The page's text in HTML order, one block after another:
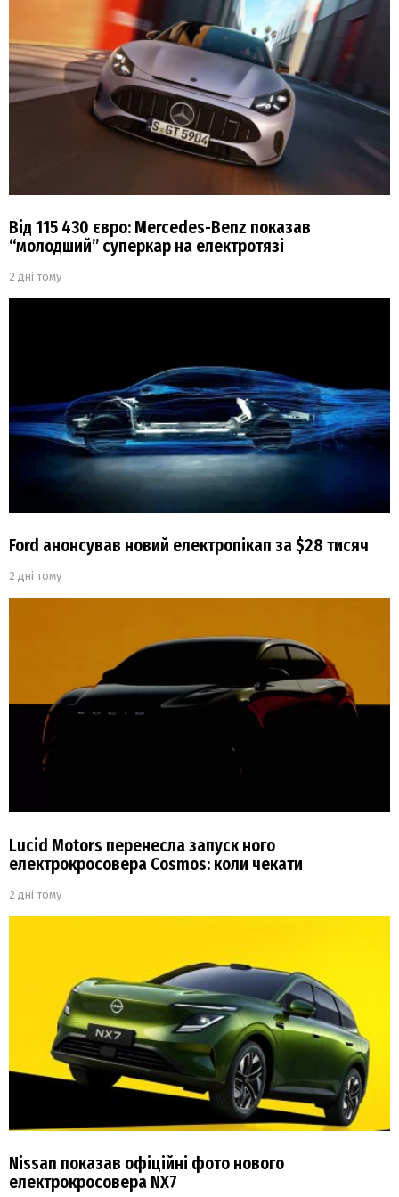
Від 115 430 євро: Mercedes-Benz показав
“молодший” суперкар на електротязі
2 дні тому
Ford анонсував новий електропікап за $28 тисяч
2 дні тому
Lucid Motors перенесла запуск ного
електрокросовера Cosmos: коли чекати
2 дні тому
Nissan показав офіційні фото нового
електрокросовера NX7